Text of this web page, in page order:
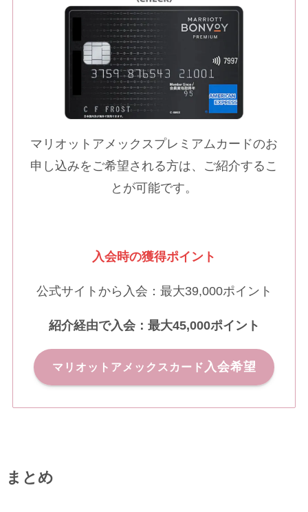
マリオットアメックスプレミアムカードのお
申し込みをご希望される方は、ご紹介するこ
とが可能です。
入会時の獲得ポイント
公式サイトから入会：最大39,000ポイント
紹介経由で入会：最大45,000ポイント
マリオットアメックスカード 入会希望
まとめ